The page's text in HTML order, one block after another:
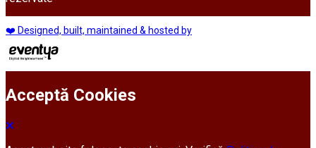
❤️ Designed, built, maintained & hosted by
Acceptă Cookies